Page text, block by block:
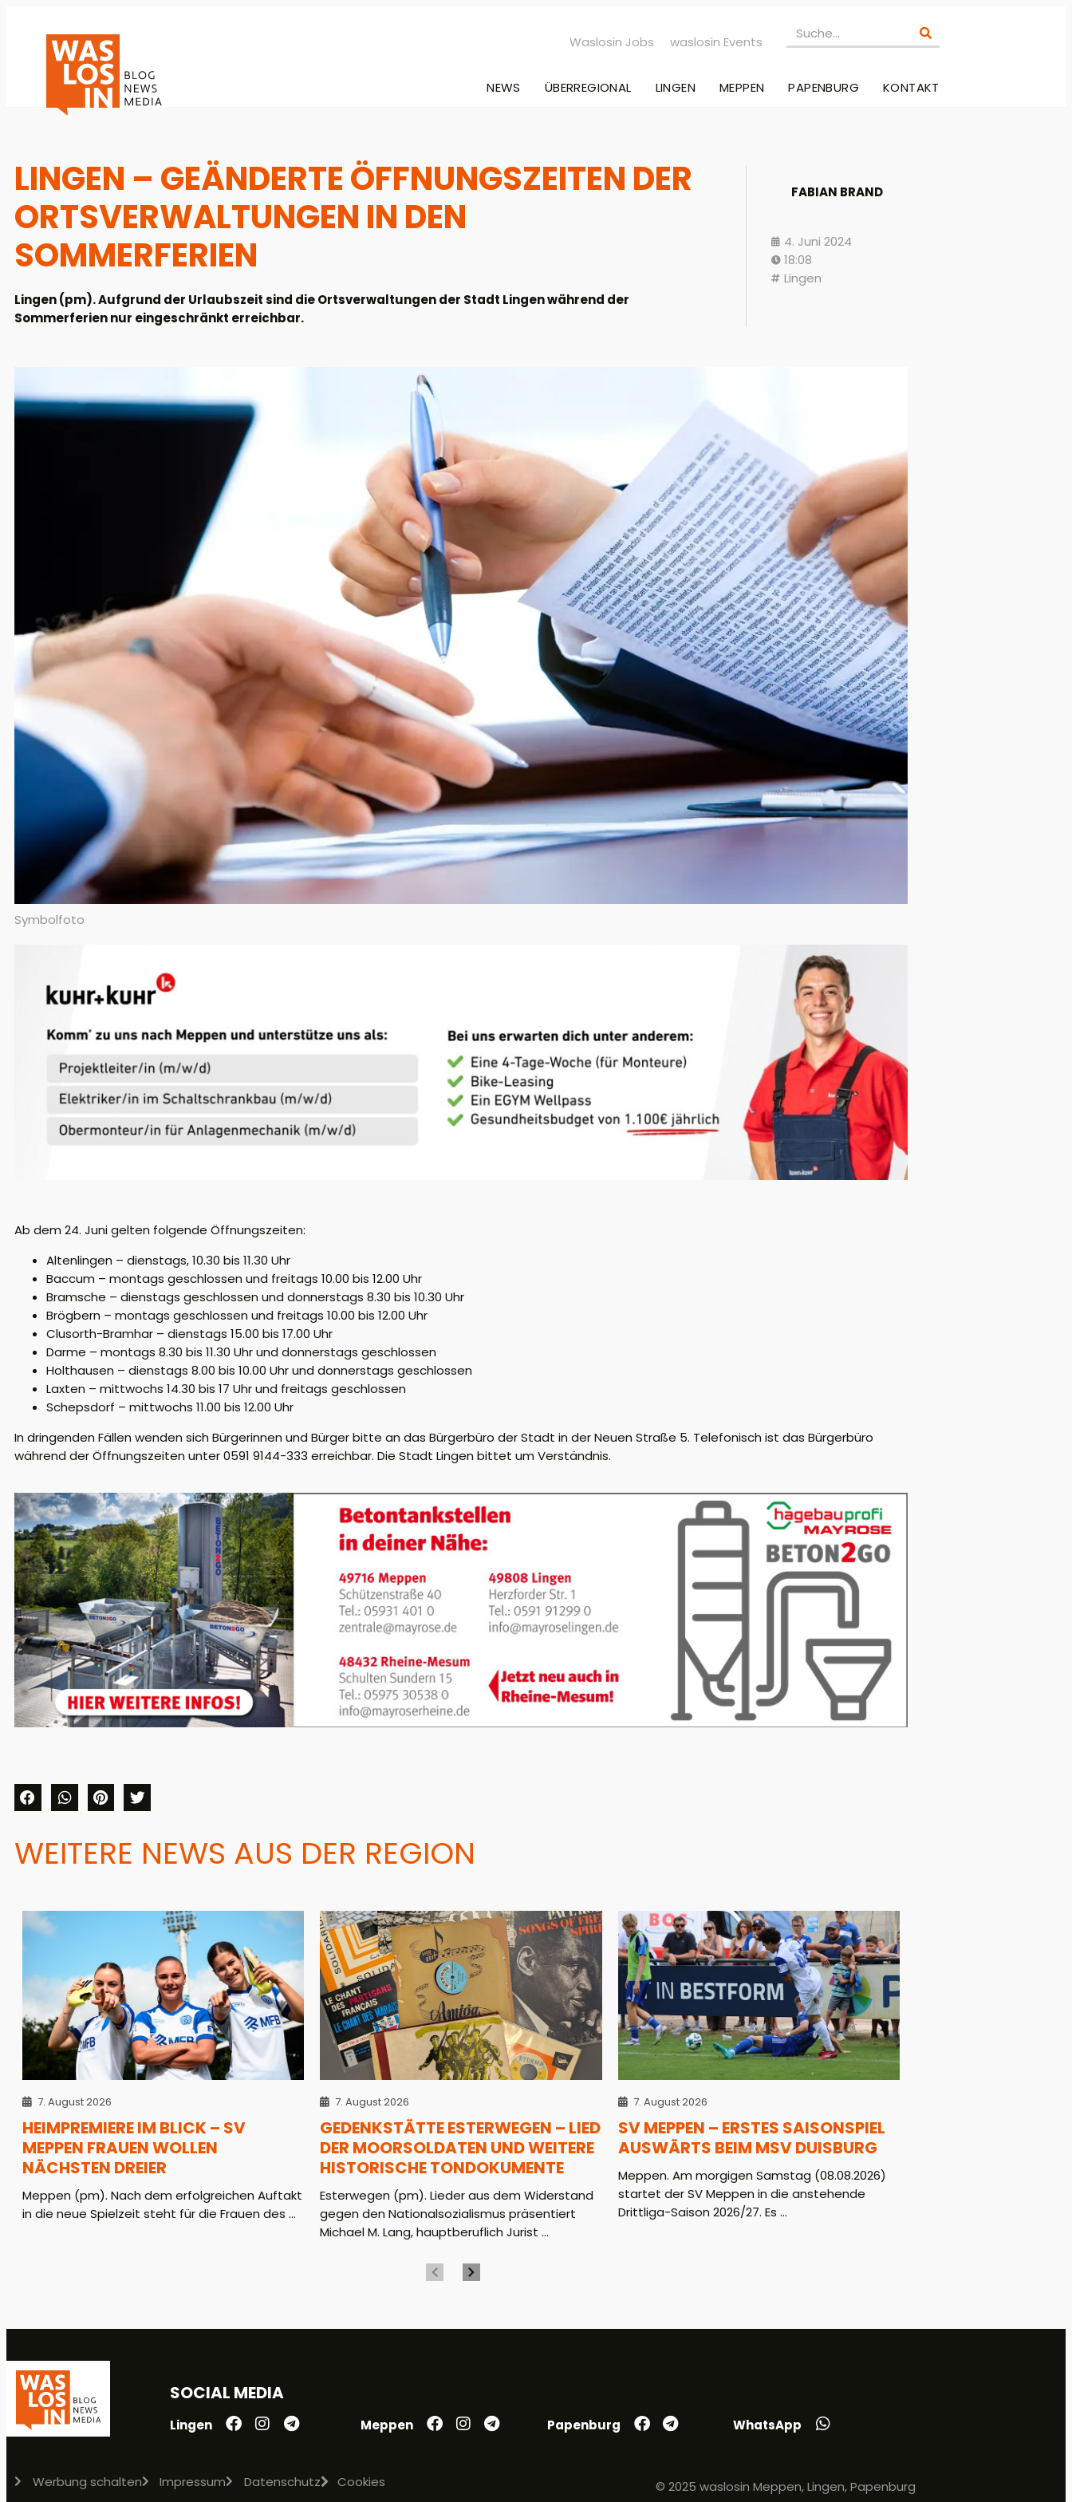
Waslosin Jobs waslosin Events
NEWS ÜBERREGIONAL LINGEN MEPPEN PAPENBURG KONTAKT
LINGEN – GEÄNDERTE ÖFFNUNGSZEITEN DER
ORTSVERWALTUNGEN IN DEN
SOMMERFERIEN
Lingen (pm). Aufgrund der Urlaubszeit sind die Ortsverwaltungen der Stadt Lingen während der
Sommerferien nur eingeschränkt erreichbar.
FABIAN BRAND
4. Juni 2024
18:08
Lingen
Symbolfoto
Ab dem 24. Juni gelten folgende Öffnungszeiten:
Altenlingen – dienstags, 10.30 bis 11.30 Uhr
Baccum – montags geschlossen und freitags 10.00 bis 12.00 Uhr
Bramsche – dienstags geschlossen und donnerstags 8.30 bis 10.30 Uhr
Brögbern – montags geschlossen und freitags 10.00 bis 12.00 Uhr
Clusorth-Bramhar – dienstags 15.00 bis 17.00 Uhr
Darme – montags 8.30 bis 11.30 Uhr und donnerstags geschlossen
Holthausen – dienstags 8.00 bis 10.00 Uhr und donnerstags geschlossen
Laxten – mittwochs 14.30 bis 17 Uhr und freitags geschlossen
Schepsdorf – mittwochs 11.00 bis 12.00 Uhr
In dringenden Fällen wenden sich Bürgerinnen und Bürger bitte an das Bürgerbüro der Stadt in der Neuen Straße 5. Telefonisch ist das Bürgerbüro
während der Öffnungszeiten unter 0591 9144-333 erreichbar. Die Stadt Lingen bittet um Verständnis.
WEITERE NEWS AUS DER REGION
7. August 2026
HEIMPREMIERE IM BLICK – SV
MEPPEN FRAUEN WOLLEN
NÄCHSTEN DREIER
Meppen (pm). Nach dem erfolgreichen Auftakt
in die neue Spielzeit steht für die Frauen des ...
7. August 2026
GEDENKSTÄTTE ESTERWEGEN – LIED
DER MOORSOLDATEN UND WEITERE
HISTORISCHE TONDOKUMENTE
Esterwegen (pm). Lieder aus dem Widerstand
gegen den Nationalsozialismus präsentiert
Michael M. Lang, hauptberuflich Jurist ...
7. August 2026
SV MEPPEN – ERSTES SAISONSPIEL
AUSWÄRTS BEIM MSV DUISBURG
Meppen. Am morgigen Samstag (08.08.2026)
startet der SV Meppen in die anstehende
Drittliga-Saison 2026/27. Es ...
SOCIAL MEDIA
Lingen Meppen Papenburg WhatsApp
Werbung schalten Impressum Datenschutz Cookies © 2025 waslosin Meppen, Lingen, Papenburg